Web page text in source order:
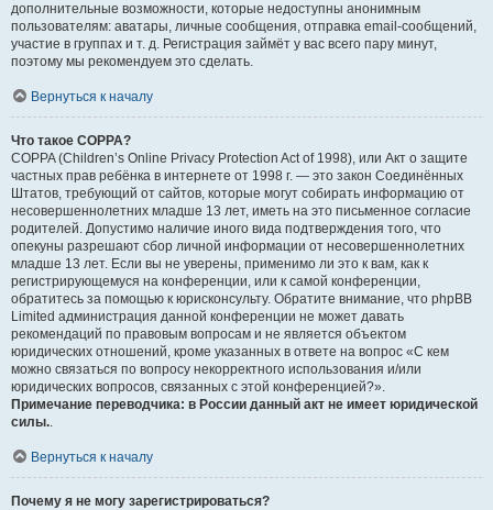
дополнительные возможности, которые недоступны анонимным
пользователям: аватары, личные сообщения, отправка email-сообщений,
участие в группах и т. д. Регистрация займёт у вас всего пару минут,
поэтому мы рекомендуем это сделать.
Вернуться к началу
Что такое COPPA?
COPPA (Children’s Online Privacy Protection Act of 1998), или Акт о защите
частных прав ребёнка в интернете от 1998 г. — это закон Соединённых
Штатов, требующий от сайтов, которые могут собирать информацию от
несовершеннолетних младше 13 лет, иметь на это письменное согласие
родителей. Допустимо наличие иного вида подтверждения того, что
опекуны разрешают сбор личной информации от несовершеннолетних
младше 13 лет. Если вы не уверены, применимо ли это к вам, как к
регистрирующемуся на конференции, или к самой конференции,
обратитесь за помощью к юрисконсульту. Обратите внимание, что phpBB
Limited администрация данной конференции не может давать
рекомендаций по правовым вопросам и не является объектом
юридических отношений, кроме указанных в ответе на вопрос «С кем
можно связаться по вопросу некорректного использования и/или
юридических вопросов, связанных с этой конференцией?».
Примечание переводчика: в России данный акт не имеет юридической
силы..
Вернуться к началу
Почему я не могу зарегистрироваться?